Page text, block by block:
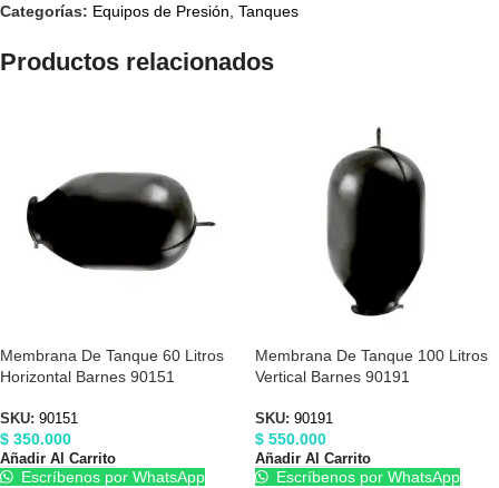
Categorías: Equipos de Presión Tanques
Productos relacionados
Membrana De Tanque 60 Litros
Horizontal Barnes 90151
SKU: 90151
$ 350.000
Añadir Al Carrito
Escríbenos por WhatsApp
Membrana De Tanque 100 Litros
Vertical Barnes 90191
SKU: 90191
$ 550.000
Añadir Al Carrito
Escríbenos por WhatsApp